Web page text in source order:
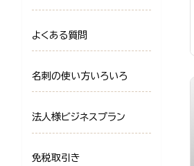
よくある質問
名刺の使い方いろいろ
法人様ビジネスプラン
免税取引き